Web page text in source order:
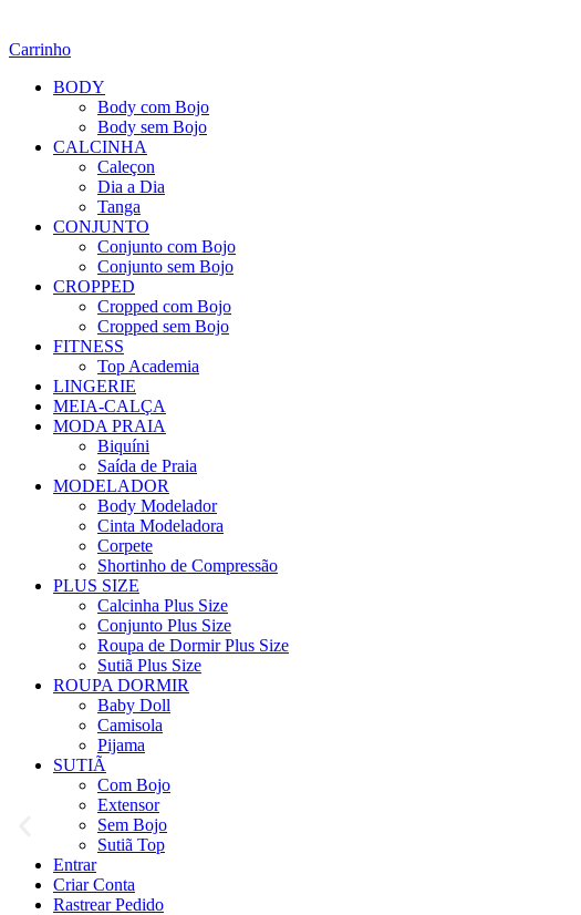
Carrinho
BODY
Body com Bojo
Body sem Bojo
CALCINHA
Caleçon
Dia a Dia
Tanga
CONJUNTO
Conjunto com Bojo
Conjunto sem Bojo
CROPPED
Cropped com Bojo
Cropped sem Bojo
FITNESS
Top Academia
LINGERIE
MEIA-CALÇA
MODA PRAIA
Biquíni
Saída de Praia
MODELADOR
Body Modelador
Cinta Modeladora
Corpete
Shortinho de Compressão
PLUS SIZE
Calcinha Plus Size
Conjunto Plus Size
Roupa de Dormir Plus Size
Sutiã Plus Size
ROUPA DORMIR
Baby Doll
Camisola
Pijama
SUTIÃ
Com Bojo
Extensor
Sem Bojo
Sutiã Top
Entrar
Criar Conta
Rastrear Pedido